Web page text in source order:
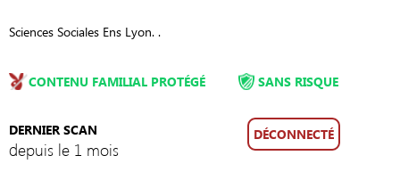
Sciences Sociales Ens Lyon. .
CONTENU FAMILIAL PROTÉGÉ
DERNIER SCAN
depuis le 1 mois
SANS RISQUE
DÉCONNECTÉ